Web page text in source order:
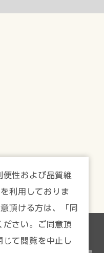
サイトマップ
便性および品質維
利用しておりま
頂ける方は、「同
さい。ご同意頂
じて閲覧を中止し